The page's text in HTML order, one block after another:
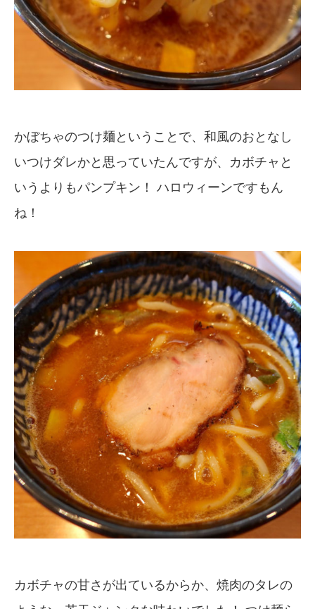
かぼちゃのつけ麺ということで、和風のおとなし
いつけダレかと思っていたんですが、カボチャと
いうよりもパンプキン！ ハロウィーンですもん
ね！
カボチャの甘さが出ているからか、焼肉のタレの